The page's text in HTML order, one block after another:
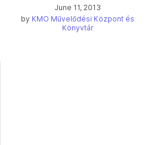
June 11, 2013
by KMO Művelődési Központ és
Könyvtár